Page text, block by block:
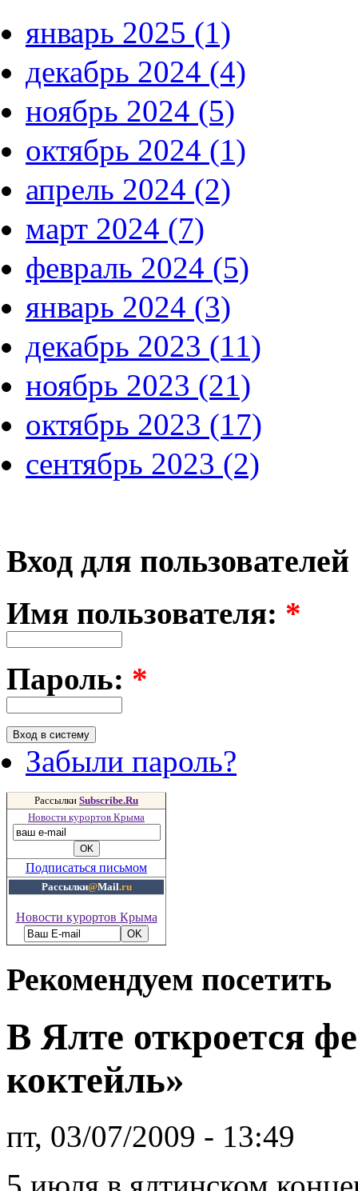
январь 2025 (1)
декабрь 2024 (4)
ноябрь 2024 (5)
октябрь 2024 (1)
апрель 2024 (2)
март 2024 (7)
февраль 2024 (5)
январь 2024 (3)
декабрь 2023 (11)
ноябрь 2023 (21)
октябрь 2023 (17)
сентябрь 2023 (2)
Вход для пользователей
Имя пользователя: *
Пароль: *
Забыли пароль?
Рассылки Subscribe.Ru
Новости курортов Крыма
Подписаться письмом
Рассылки@Mail.ru
Новости курортов Крыма
Рекомендуем посетить
В Ялте откроется
коктейль»
пт, 03/07/2009 - 13:49